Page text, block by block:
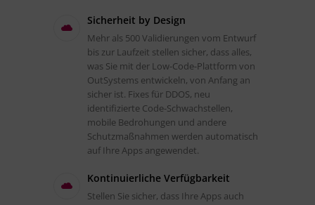
Sicherheit by Design
Mehr als 500 Validierungen vom Entwurf
bis zur Laufzeit stellen sicher, dass alles,
was Sie mit der Low-Code-Plattform von
OutSystems entwickeln, von Anfang an
sicher ist. Fixes für DDOS, neu
identifizierte Code-Schwachstellen,
mobile Bedrohungen und andere
Schutzmaßnahmen werden automatisch
auf Ihre Apps angewendet.
Kontinuierliche Verfügbarkeit
Stellen Sie sicher, dass Ihre Apps auch